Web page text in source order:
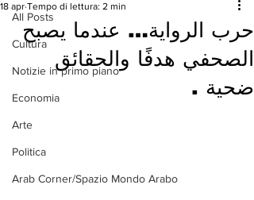
All Posts
Cultura
Notizie in primo piano
Economia
Arte
Politica
Arab Corner/Spazio Mondo Arabo
حرب الرواية… عندما يصبح
الصحفي هدفًا والحقائق
ضحية .
18 apr Tempo di lettura: 2 min